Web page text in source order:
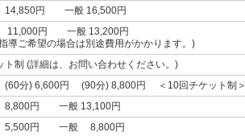
円 一般 16,500円
11,000円 一般 13,200円
導ご希望の場合は別途費用がかかります。)
ト制 (詳細は、お問い合わせください。)
分) 6,600円 (90分) 8,800円 ＜10回チケット制＞
8,800円 一般 13,100円
5,500円 一般 8,800円